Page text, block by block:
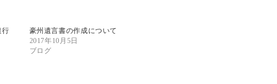
行
豪州遺言書の作成について
2017年10月5日
ブログ